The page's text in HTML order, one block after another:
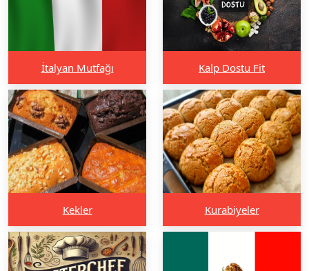
İtalyan Mutfağı Kalp Dostu Fit
Kekler Kurabiyeler